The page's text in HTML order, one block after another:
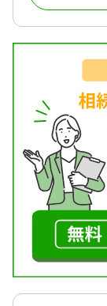
アリーズグ
支援をさ
数多くの相
接ご相談者
す。そし
悩みの解
します。
対応地域
愛知県
対応業務
遺言書 / 遺
手続き / 戸